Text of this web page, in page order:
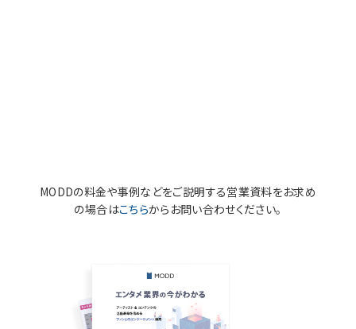
MODDの料金や事例などをご説明する営業資料をお求め
の場合はこちらからお問い合わせください。